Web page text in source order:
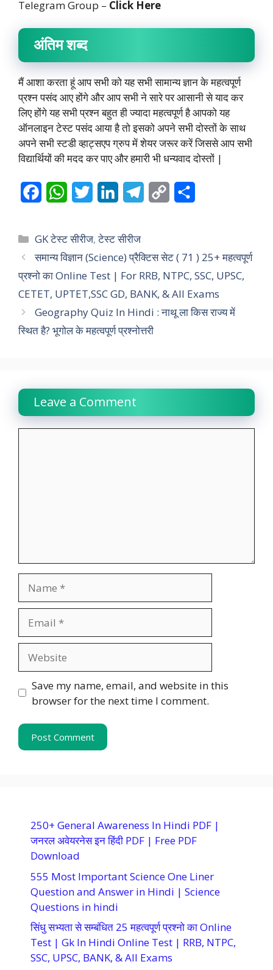
Telegram Group – Click Here
अंतिम शब्द
मैं आशा करता हूं आप सभी को यह सभी सामान्य ज्ञान के महत्वपूर्ण
प्रश्न पसंद आए होंगे और आप सभी ने सारे पर आसानी से याद कर
लिए होंगे यह सभी प्रश्न बहुत ही ज्यादा महत्वपूर्ण है आपको यह
ऑनलाइन टेस्ट पसंद आया है तो इसको अपने सभी दोस्तों के साथ
अपने सभी स्टडी व्हाट्सएप ग्रुप में शेयर जरूर करें जिससे आप सभी
विद्यार्थियों की मदद कर पाए और हमारी भी धन्यवाद दोस्तों |
c
e
b
o
o
k
W
a
t
s
A
p
p
i
t
t
e
r
n
k
e
d
I
n
e
g
r
a
m
y
L
n
r
e
Categories
GK टेस्ट सीरीज,टेस्ट सीरीज
समान्य विज्ञान (Science) प्रैक्टिस सेट ( 71 ) 25+ महत्वपूर्ण
प्रश्नो का Online Test | For RRB, NTPC, SSC, UPSC,
CETET, UPTET,SSC GD, BANK, & All Exams
Geography Quiz In Hindi : नाथू ला किस राज्य में
स्थित है? भूगोल के महत्वपूर्ण प्रश्नोत्तरी
Leave a Comment
Save my name, email, and website in this
browser for the next time I comment.
250+ General Awareness In Hindi PDF |
जनरल अवेयरनेस इन हिंदी PDF | Free PDF
Download
555 Most Important Science One Liner
Question and Answer in Hindi | Science
Questions in hindi
सिंधु सभ्यता से सम्बंधित 25 महत्वपूर्ण प्रश्नो का Online
Test | Gk In Hindi Online Test | RRB, NTPC,
SSC, UPSC, BANK, & All Exams